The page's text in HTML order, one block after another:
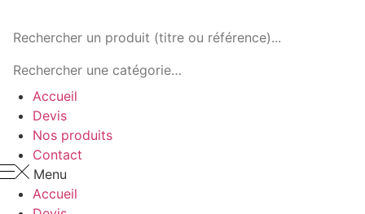
Accueil
Devis
Nos produits
Contact
Menu
Accueil